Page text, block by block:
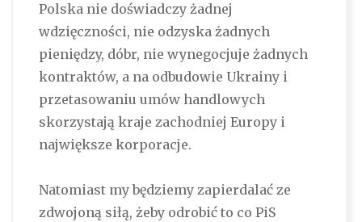
Polska nie doświadczy żadnej
wdzięczności, nie odzyska żadnych
pieniędzy, dóbr, nie wynegocjuje żadnych
kontraktów, a na odbudowie Ukrainy i
przetasowaniu umów handlowych
skorzystają kraje zachodniej Europy i
największe korporacje.
Natomiast my będziemy zapierdalać ze
zdwojoną siłą, żeby odrobić to co PiS